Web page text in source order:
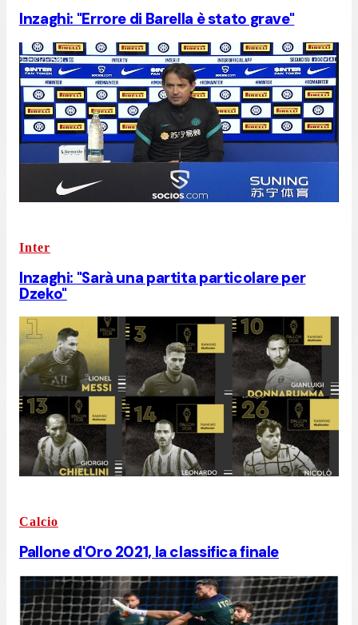
Inzaghi: "Errore di Barella è stato grave"
Inter
Inzaghi: "Sarà una partita particolare per
Dzeko"
Calcio
Pallone d'Oro 2021, la classifica finale